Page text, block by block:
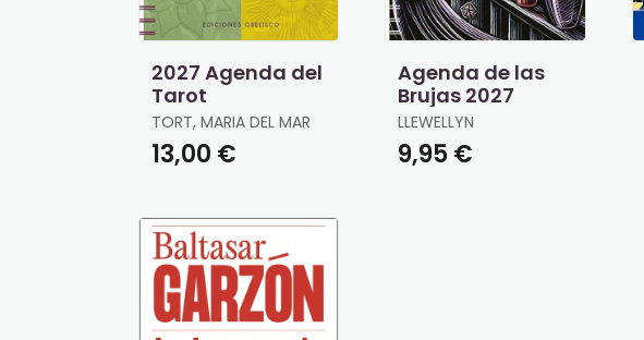
2027 Agenda del
Tarot
TORT, MARIA DEL MAR
13,00 €
Agenda de las
Brujas 2027
LLEWELLYN
9,95 €